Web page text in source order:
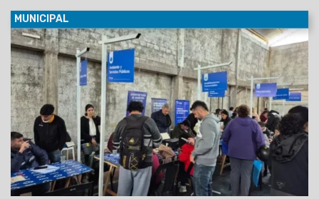
MUNICIPAL
09/08/2026 Esta mañana se realizó una nueva edición de
"La Muni en tu Barrio" en el Club Deportivo de Solís Pizarro,
donde los vecinos pudieron realizar trámites y gestiones
municipales y provinciales. Además, se desarrolló un
operativo de discapacidad para facilitar el acceso al
Certificado Único de Discapacidad (CUD) y otras
prestaciones.